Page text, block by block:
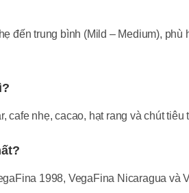
đến trung bình (Mild – Medium),
nhẹ, cacao, hạt rang và chút tiêu
1998, VegaFina Nicaragua và